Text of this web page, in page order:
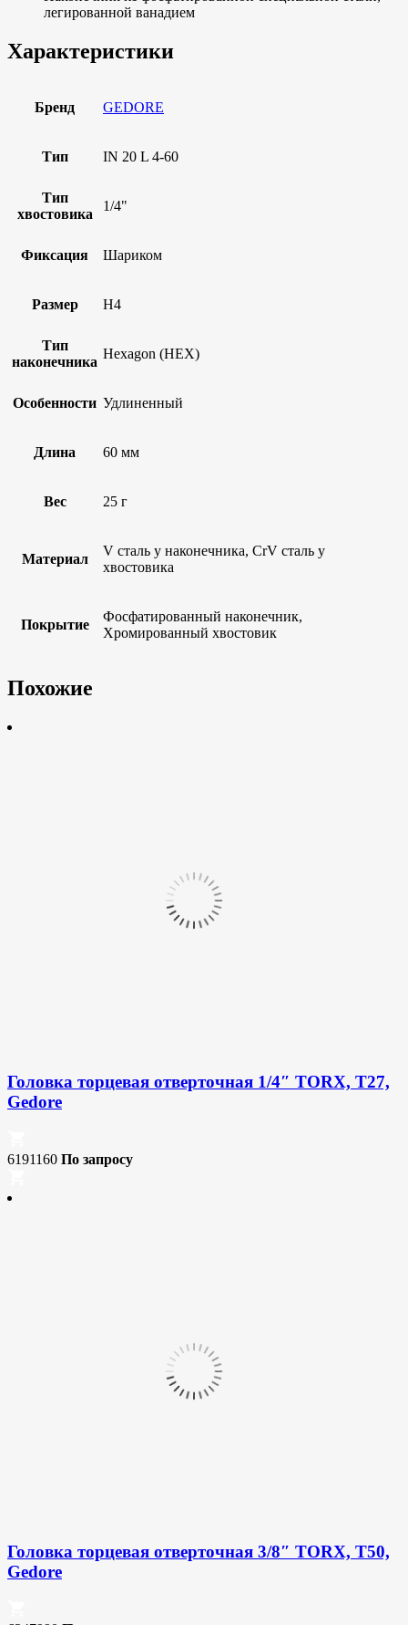
легированной ванадием
Характеристики
Бренд GEDORE
Тип IN 20 L 4-60
Тип
хвостовика
1/4"
Фиксация Шариком
Размер H4
Тип
наконечника
Hexagon (HEX)
Особенности Удлиненный
Длина 60 мм
Вес 25 г
Материал
V сталь у наконечника, CrV сталь у
хвостовика
Покрытие
Фосфатированный наконечник,
Хромированный хвостовик
Похожие
Головка торцевая отверточная 1/4″ TORX, T27,
Gedore
6191160 По запросу
Головка торцевая отверточная 3/8″ TORX, T50,
Gedore